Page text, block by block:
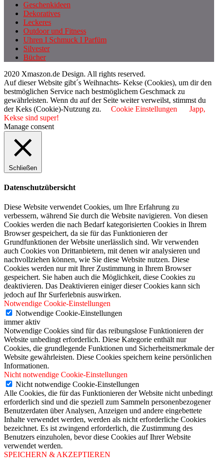
Geschenkideen
Dekoratives
Leckeres
Outdoor und Fitness
Uhren I Schmuck I Parfüm
Silvester
Bücher
2020 Xmaszon.de Design. All rights reserved.
Auf dieser Website gibt´s Weihnachts- Kekse (Cookies), um dir den
bestmöglichen Service nach bestmöglichem Geschmack zu
gewährleisten. Wenn du auf der Seite weiter verweilst, stimmst du
der Keks (Cookie)-Nutzung zu.
Cookie Einstellungen
Japp,
Kekse sind super!
Manage consent
Schließen
Datenschutzübersicht
Diese Website verwendet Cookies, um Ihre Erfahrung zu
verbessern, während Sie durch die Website navigieren. Von diesen
Cookies werden die nach Bedarf kategorisierten Cookies in Ihrem
Browser gespeichert, da sie für das Funktionieren der
Grundfunktionen der Website unerlässlich sind. Wir verwenden
auch Cookies von Drittanbietern, mit denen wir analysieren und
nachvollziehen können, wie Sie diese Website nutzen. Diese
Cookies werden nur mit Ihrer Zustimmung in Ihrem Browser
gespeichert. Sie haben auch die Möglichkeit, diese Cookies zu
deaktivieren. Das Deaktivieren einiger dieser Cookies kann sich
jedoch auf Ihr Surferlebnis auswirken.
Notwendige Cookie-Einstellungen
Notwendige Cookie-Einstellungen
immer aktiv
Notwendige Cookies sind für das reibungslose Funktionieren der
Website unbedingt erforderlich. Diese Kategorie enthält nur
Cookies, die grundlegende Funktionen und Sicherheitsmerkmale der
Website gewährleisten. Diese Cookies speichern keine persönlichen
Informationen.
Nicht notwendige Cookie-Einstellungen
Nicht notwendige Cookie-Einstellungen
Alle Cookies, die für das Funktionieren der Website nicht unbedingt
erforderlich sind und die speziell zum Sammeln personenbezogener
Benutzerdaten über Analysen, Anzeigen und andere eingebettete
Inhalte verwendet werden, werden als nicht erforderliche Cookies
bezeichnet. Es ist zwingend erforderlich, die Zustimmung des
Benutzers einzuholen, bevor diese Cookies auf Ihrer Website
verwendet werden.
SPEICHERN & AKZEPTIEREN